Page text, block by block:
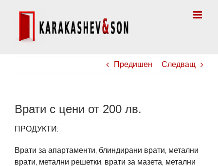
Предишен Следващ
Врати с цени от 200 лв.
ПРОДУКТИ:
Врати за апартаменти, блиндирани врати, метални
врати, метални решетки, врати за мазета, метални